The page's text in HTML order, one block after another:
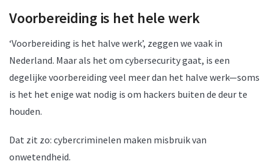
Voorbereiding is het hele werk
‘Voorbereiding is het halve werk’, zeggen we vaak in
Nederland. Maar als het om cybersecurity gaat, is een
degelijke voorbereiding veel meer dan het halve werk—soms
is het het enige wat nodig is om hackers buiten de deur te
houden.
Dat zit zo: cybercriminelen maken misbruik van
onwetendheid.